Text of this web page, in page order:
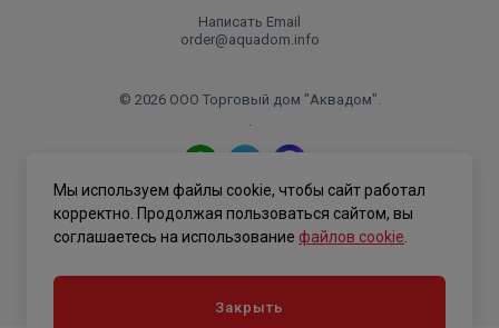
Написать Email
order@aquadom.info
© 2026 ООО Торговый дом "Аквадом".
.
Политика конфиденциальности
Мы используем файлы cookie, чтобы сайт работал
корректно. Продолжая пользоваться сайтом, вы
соглашаетесь на использование файлов cookie
Закрыть